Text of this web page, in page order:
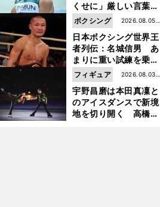
くせに」厳しい言葉を
浴びせられるも佐藤慎
太郎が貫いた誇りとフ
ァンへの思い
日本ボクシング世界王
者列伝：名城信男 あ
まりに重い試練を乗り
越え「大胆さ」と「巧
さ」で築いた時代
2026.08.05更
新
ボクシング
宇野昌磨は本田真凜と
のアイスダンスで新境
地を切り開く 高橋大
2026.08.03更
新
フィギュア